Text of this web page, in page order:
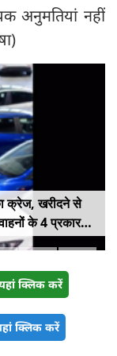
अनुमतियां नहीं
पर मुख्यमंत्री योगी
किया सम्मानित
क्लिक करें
क्लिक करें